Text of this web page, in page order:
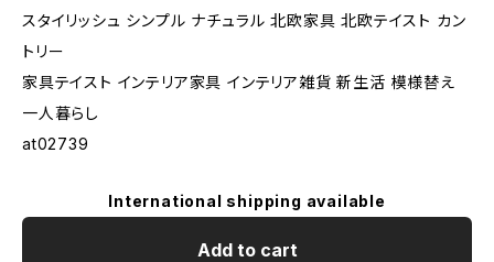
スタイリッシュ シンプル ナチュラル 北欧家具 北欧テイスト カン
トリー
家具テイスト インテリア家具 インテリア雑貨 新生活 模様替え
一人暮らし
at02739
International shipping available
Add to cart